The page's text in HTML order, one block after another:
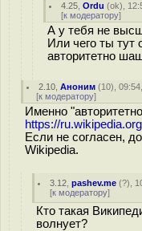
4.25 ,Ordu (ok),
[к модератору]
А у тебя не
Или чего ты тут
авторитетно
2.10 ,Аноним (10),
[к модератору]
Именно
https://
Если не согласен,
Wikipedia.
3.12 ,pashev.me (?),
[к модератору]
Кто такая
волнует?